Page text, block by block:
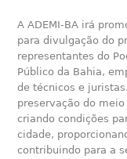
A ADEMI-BA irá
para divulgação do
representantes do
Público da Bahia,
de técnicos e
preservação do
criando condições
cidade,
contribuindo para a